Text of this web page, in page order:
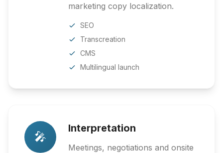
marketing copy localization.
SEO
Transcreation
CMS
Multilingual launch
🎤
Interpretation
Meetings, negotiations and onsite